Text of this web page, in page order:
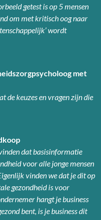
getest is op 5 mensen
om met kritisch oog naar
wordt
met
de keuzes en vragen zijn die
dat basisinformatie
voor alle jonge mensen
vinden we dat je dit op
gezondheid is voor
hangt je business
bent, is je business dit